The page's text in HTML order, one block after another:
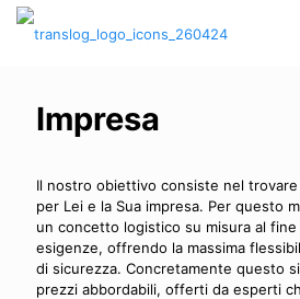
Impresa
Il nostro obiettivo consiste nel
per Lei e la Sua impresa. Per questo
un concetto logistico su misura al
esigenze, offrendo la massima
di sicurezza. Concretamente questo
prezzi abbordabili, offerti da esperti